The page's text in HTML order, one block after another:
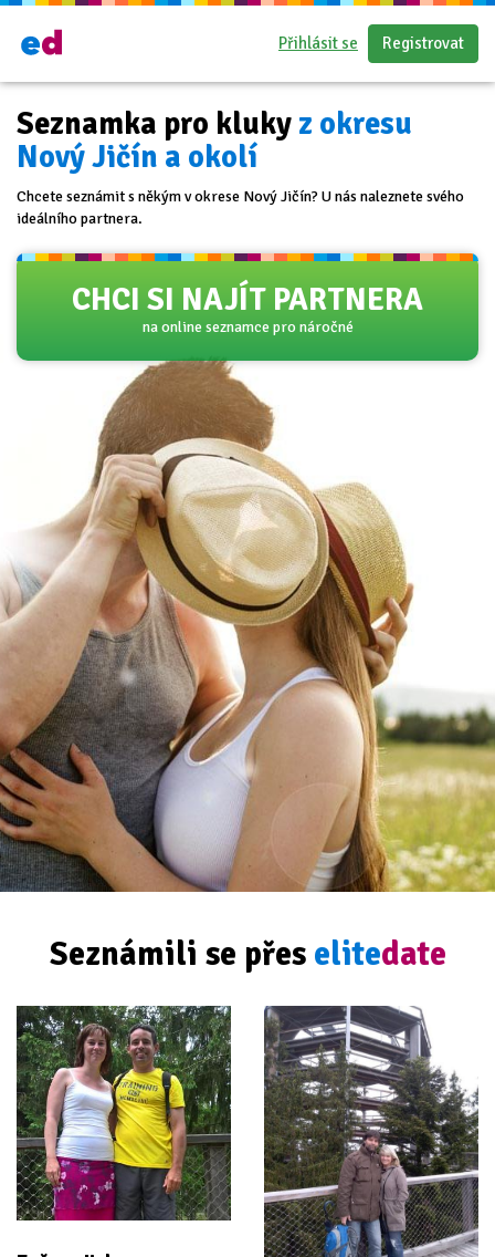
Přihlásit se Registrovat
Seznamka pro kluky z okresu
Nový Jičín a okolí
Chcete seznámit s někým v okrese Nový Jičín? U nás naleznete svého
ideálního partnera.
CHCI SI NAJÍT PARTNERA
na online seznamce pro náročné
Seznámili se přes elitedate